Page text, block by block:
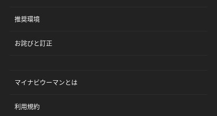
推奨環境
お詫びと訂正
マイナビウーマンとは
利用規約